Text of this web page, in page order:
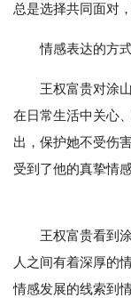
总是选择共同面对
情感表达的方
王权富贵对涂
在日常生活中关心
出，保护她不受伤
受到了他的真挚情感
王权富贵看到涂
人之间有着深厚的
情感发展的线索到